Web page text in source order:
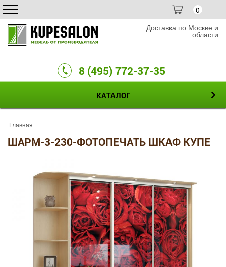
0
Доставка по Москве и
области
8 (495) 772-37-35
КАТАЛОГ
Главная
ШАРМ-3-230-ФОТОПЕЧАТЬ ШКАФ КУПЕ